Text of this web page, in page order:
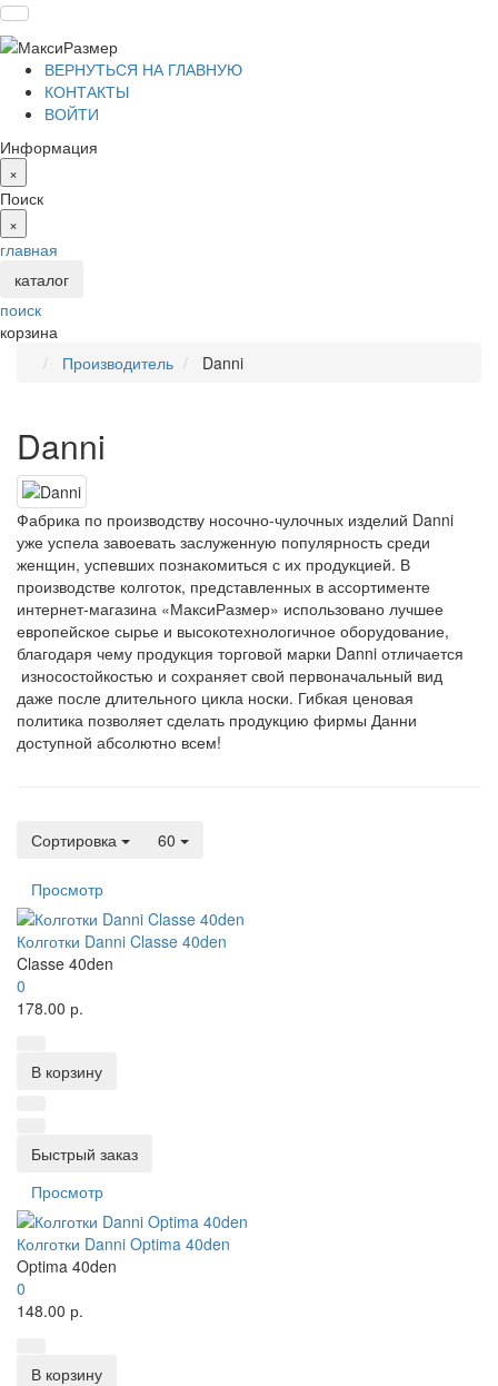
ВЕРНУТЬСЯ НА ГЛАВНУЮ
КОНТАКТЫ
ВОЙТИ
Информация
×
Поиск
×
главная
каталог
поиск
корзина
Производитель
Danni
Danni
Фабрика по производству носочно-чулочных изделий Danni
уже успела завоевать заслуженную популярность среди
женщин, успевших познакомиться с их продукцией. В
производстве колготок, представленных в ассортименте
интернет-магазина «МаксиРазмер» использовано лучшее
европейское сырье и высокотехнологичное оборудование,
благодаря чему продукция торговой марки Danni отличается
износостойкостью и сохраняет свой первоначальный вид
даже после длительного цикла носки. Гибкая ценовая
политика позволяет сделать продукцию фирмы Данни
доступной абсолютно всем!
Сортировка 60
Просмотр
Колготки Danni Classe 40den
Classe 40den
0
178.00 р.
В корзину
Быстрый заказ
Просмотр
Колготки Danni Optima 40den
Optima 40den
0
148.00 р.
В корзину